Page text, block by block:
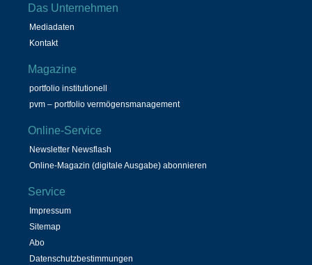
Das Unternehmen
Mediadaten
Kontakt
Magazine
portfolio institutionell
pvm – portfolio vermögensmanagement
Online-Service
Newsletter Newsflash
Online-Magazin (digitale Ausgabe) abonnieren
Service
Impressum
Sitemap
Abo
Datenschutzbestimmungen